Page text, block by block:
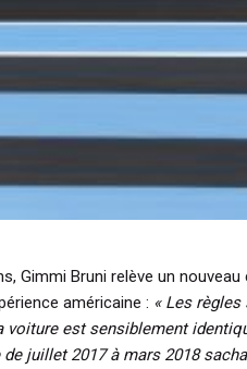
Gimmi Bruni relève un
américaine : « Les
voiture est sensiblement
de juillet 2017 à mars 2018